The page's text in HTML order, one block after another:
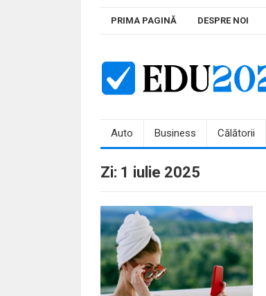
PRIMA PAGINĂ DESPRE NOI
Auto Business Călătorii
Zi: 1 iulie 2025